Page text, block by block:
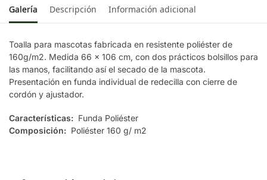
Galería Descripción Información adicional
Toalla para mascotas fabricada en resistente poliéster de
160g/m2. Medida 66 x 106 cm, con dos prácticos bolsillos para
las manos, facilitando así el secado de la mascota.
Presentación en funda individual de redecilla con cierre de
cordón y ajustador.
Características: Funda Poliéster
Composición: Poliéster 160 g/ m2